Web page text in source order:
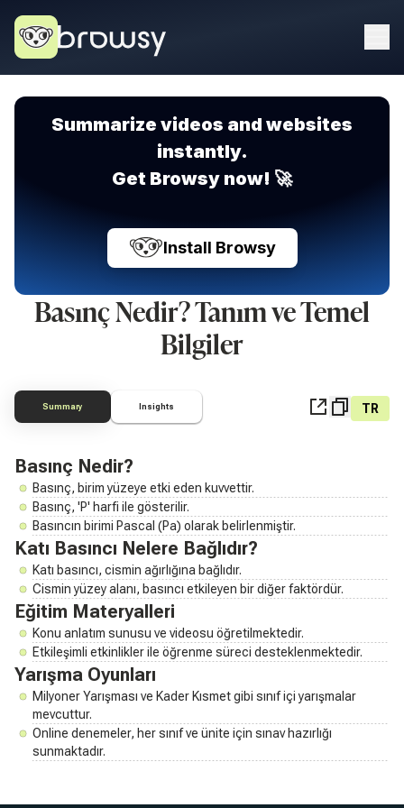
Summarize videos and websites
instantly.
Get Browsy now! 🚀
Install Browsy
Basınç Nedir? Tanım ve Temel
Bilgiler
Summary Insights TR
Basınç Nedir?
Basınç, birim yüzeye etki eden kuvvettir.
Basınç, 'P' harfi ile gösterilir.
Basıncın birimi Pascal (Pa) olarak belirlenmiştir.
Katı Basıncı Nelere Bağlıdır?
Katı basıncı, cismin ağırlığına bağlıdır.
Cismin yüzey alanı, basıncı etkileyen bir diğer faktördür.
Eğitim Materyalleri
Konu anlatım sunusu ve videosu öğretilmektedir.
Etkileşimli etkinlikler ile öğrenme süreci desteklenmektedir.
Yarışma Oyunları
Milyoner Yarışması ve Kader Kısmet gibi sınıf içi yarışmalar
mevcuttur.
Online denemeler, her sınıf ve ünite için sınav hazırlığı
sunmaktadır.